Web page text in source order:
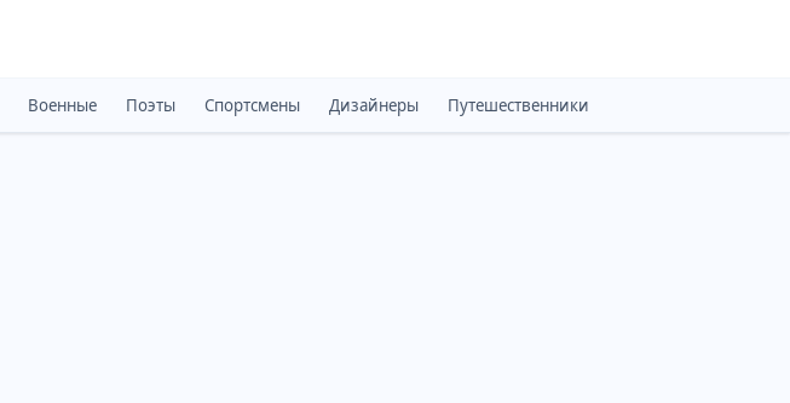
Военные Поэты Спортсмены Дизайнеры Путешественники